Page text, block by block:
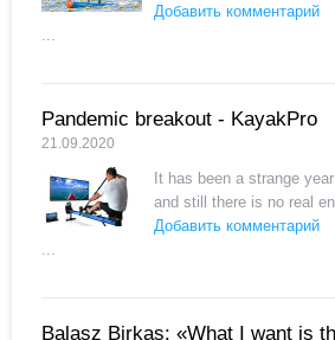
Добавить комментарий
Pandemic breakout - KayakPro
21.09.2020
It has been a strange
and still there is no real
Добавить комментарий
Balasz Birkas: «What I want is